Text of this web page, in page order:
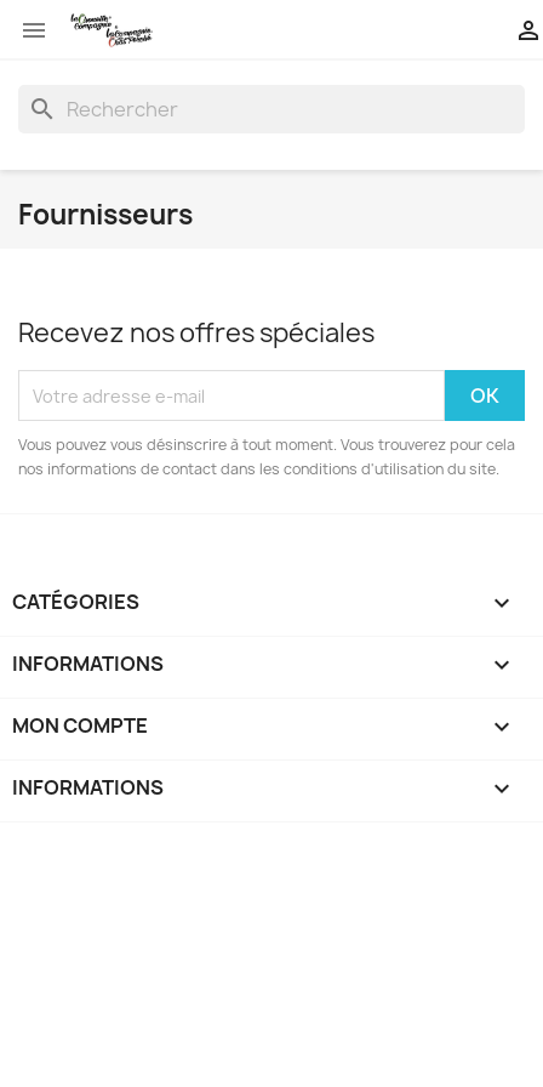
 
search
Fournisseurs
Recevez nos offres spéciales
Vous pouvez vous désinscrire à tout moment. Vous trouverez pour cela
nos informations de contact dans les conditions d'utilisation du site.
CATÉGORIES 
INFORMATIONS 
MON COMPTE 
INFORMATIONS keyboard_arrow_down